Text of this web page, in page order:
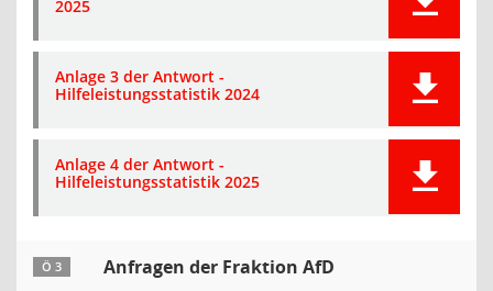
2025
Anlage 3 der Antwort -
Hilfeleistungsstatistik 2024
Anlage 4 der Antwort -
Hilfeleistungsstatistik 2025
Ö 3 Anfragen der Fraktion AfD